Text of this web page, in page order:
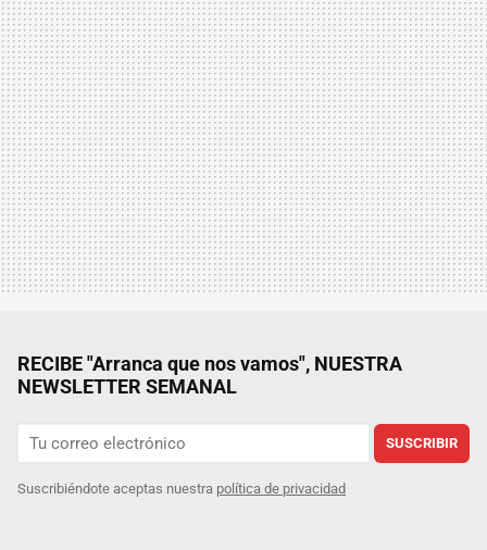
RECIBE "Arranca que nos vamos", NUESTRA
NEWSLETTER SEMANAL
SUSCRIBIR
Suscribiéndote aceptas nuestra política de privacidad